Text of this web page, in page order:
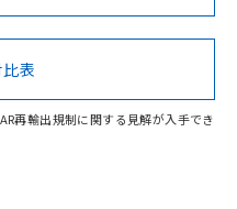
Cd Cr(VI)
性があります。
格認証/適合状況ページへ
ージからご検索ください
表
再輸出規制に関する見解が入手でき